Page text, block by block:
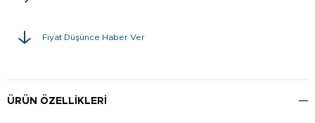
Fiyat Düşünce Haber Ver
ÜRÜN ÖZELLIKLERI